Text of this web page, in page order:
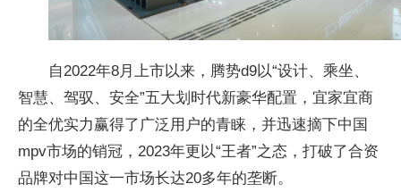
自2022年8月上市以来，腾势d9以“设计、乘坐、
智慧、驾驭、安全”五大划时代新豪华配置，宜家宜商
的全优实力赢得了广泛用户的青睐，并迅速摘下中国
mpv市场的销冠，2023年更以“王者”之态，打破了合资
品牌对中国这一市场长达20多年的垄断。